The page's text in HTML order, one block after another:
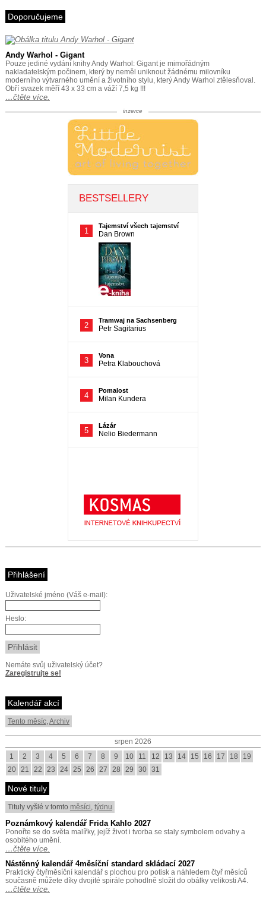
Doporučujeme
Andy Warhol - Gigant
Pouze jediné vydání knihy Andy Warhol: Gigant je mimořádným
nakladatelským počinem, který by neměl uniknout žádnému milovníku
moderního výtvarného umění a životního stylu, který Andy Warhol ztělesňoval.
Obří svazek měří 43 x 33 cm a váží 7,5 kg !!!
…čtěte více.
inzerce
Přihlášení
Uživatelské jméno (Váš e-mail):
Heslo:
Nemáte svůj uživatelský účet?
Zaregistrujte se!
Kalendář akcí
Tento měsíc,Archiv
srpen 2026
1
2 3 4 5 6 7 8 9 10 11 12 13 14 15 16 17 18
19
20 21 22 23 24 25 26 27 28 29 30 31
Nové tituly
Tituly vyšlé v tomto měsíci, týdnu
Poznámkový kalendář Frida Kahlo 2027
Ponořte se do světa malířky, jejíž život i tvorba se staly symbolem odvahy a
osobitého umění.
…čtěte více.
Nástěnný kalendář 4měsíční standard skládací 2027
Praktický čtyřměsíční kalendář s plochou pro potisk a náhledem čtyř měsíců
současně můžete díky dvojité spirále pohodlně složit do obálky velikosti A4.
…čtěte více.